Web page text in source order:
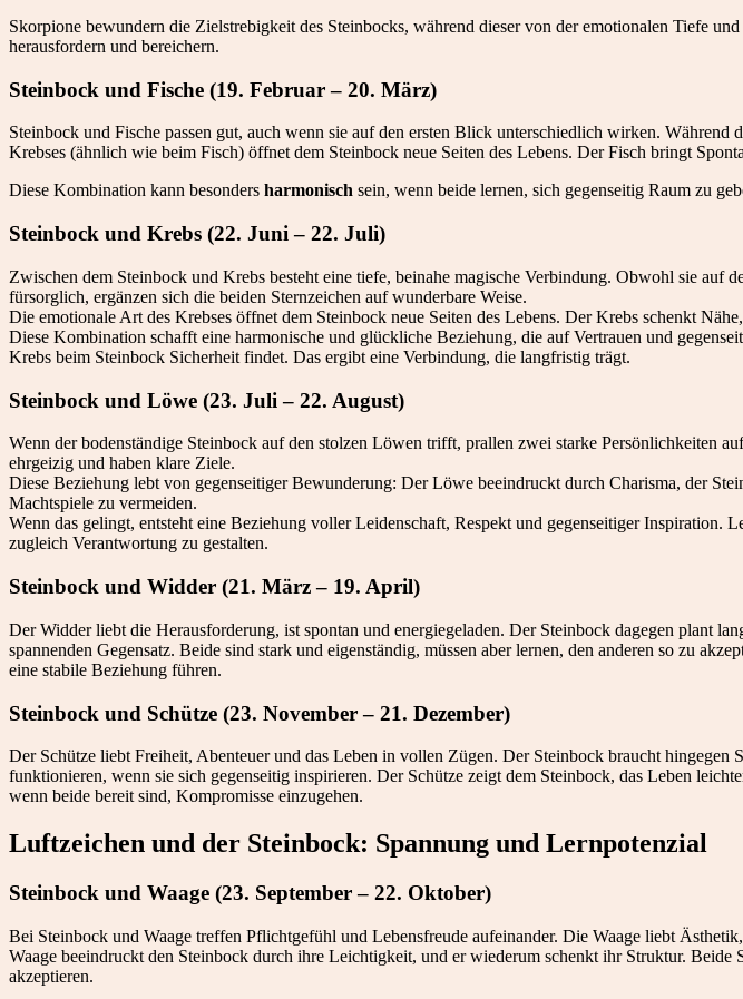
Skorpione bewundern die Zielstrebigkeit des Steinbocks, während dieser von der emotionalen Tiefe und
herausfordern und bereichern.
Steinbock und Fische (19. Februar – 20. März)
Steinbock und Fische passen gut, auch wenn sie auf den ersten Blick unterschiedlich wirken.
Krebses (ähnlich wie beim Fisch) öffnet dem Steinbock neue Seiten des Lebens. Der Fisch bringt
Diese Kombination kann besonders harmonisch sein, wenn beide lernen, sich gegenseitig Raum zu
Steinbock und Krebs (22. Juni – 22. Juli)
Zwischen dem Steinbock und Krebs besteht eine tiefe, beinahe magische Verbindung. Obwohl sie
fürsorglich, ergänzen sich die beiden Sternzeichen auf wunderbare Weise.
Die emotionale Art des Krebses öffnet dem Steinbock neue Seiten des Lebens. Der Krebs schenkt
Diese Kombination schafft eine harmonische und glückliche Beziehung, die auf Vertrauen und
Krebs beim Steinbock Sicherheit findet. Das ergibt eine Verbindung, die langfristig trägt.
Steinbock und Löwe (23. Juli – 22. August)
Wenn der bodenständige Steinbock auf den stolzen Löwen trifft, prallen zwei starke Persönlichkeiten
ehrgeizig und haben klare Ziele.
Diese Beziehung lebt von gegenseitiger Bewunderung: Der Löwe beeindruckt durch Charisma, der
Machtspiele zu vermeiden.
Wenn das gelingt, entsteht eine Beziehung voller Leidenschaft, Respekt und gegenseitiger
zugleich Verantwortung zu gestalten.
Steinbock und Widder (21. März – 19. April)
Der Widder liebt die Herausforderung, ist spontan und energiegeladen. Der Steinbock dagegen plant
spannenden Gegensatz. Beide sind stark und eigenständig, müssen aber lernen, den anderen so zu
eine stabile Beziehung führen.
Steinbock und Schütze (23. November – 21. Dezember)
Der Schütze liebt Freiheit, Abenteuer und das Leben in vollen Zügen. Der Steinbock braucht
funktionieren, wenn sie sich gegenseitig inspirieren. Der Schütze zeigt dem Steinbock, das Leben
wenn beide bereit sind, Kompromisse einzugehen.
Luftzeichen und der Steinbock: Spannung und Lernpotenzial
Steinbock und Waage (23. September – 22. Oktober)
Bei Steinbock und Waage treffen Pflichtgefühl und Lebensfreude aufeinander. Die Waage liebt
Waage beeindruckt den Steinbock durch ihre Leichtigkeit, und er wiederum schenkt ihr Struktur.
akzeptieren.